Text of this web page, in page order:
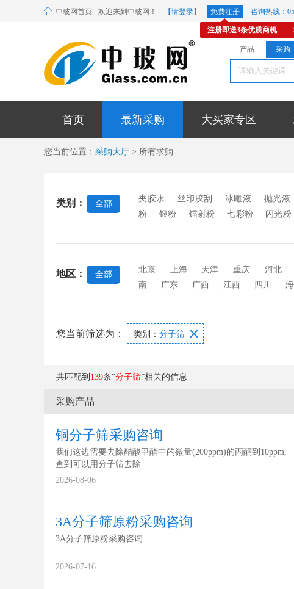
中玻网首页 欢迎来到中玻网！ 【请登录】 免费注册 咨询热线：
注册即送3条优质商机
产品 采购
首页 最新采购 大买家专区
您当前位置： 采购大厅 > 所有求购
类别： 全部
夹胶水 丝印胶刮 冰雕液 抛光液
粉
银粉 镭射粉 七彩粉 闪光粉
封胶
中空玻璃硅酮胶 镜背漆 玻
璃
玻璃功能膜 玻璃澄清剂 玻璃
地区： 全部
北京 上海 天津 重庆 河北
南
广东 广西 江西 四川
您当前筛选为： 类别： 分子筛 
共匹配到 139条“分子筛”相关的信息
采购产品
铜分子筛采购咨询
我们这边需要去除醋酸甲酯中的微量(200ppm)的丙酮到10ppm,
查到可以用分子筛去除
2026-08-06
3A分子筛原粉采购咨询
3A分子筛原粉采购咨询
2026-07-16